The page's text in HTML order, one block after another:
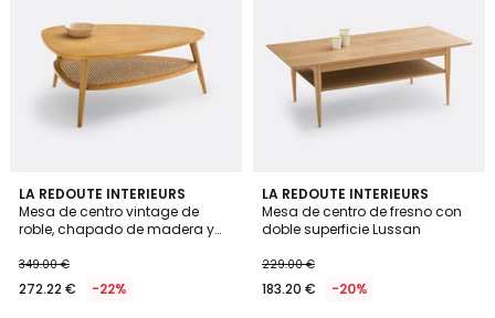
LA REDOUTE INTERIEURS
Mesa de centro vintage de
roble, chapado de madera y
349.00 €
272.22 € -22%
4
/
5
LA REDOUTE INTERIEURS
Mesa de centro de fresno con
doble superficie Lussan
229.00 €
183.20 € -20%
4,5
/ 5